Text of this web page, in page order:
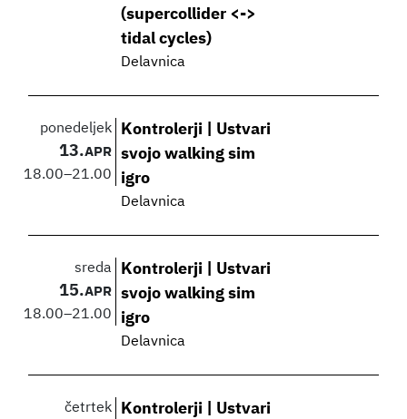
(supercollider <->
tidal cycles)
Delavnica
ponedeljek
13.APR
18.00–21.00
Kontrolerji | Ustvari
svojo walking sim
igro
Delavnica
sreda
15.APR
18.00–21.00
Kontrolerji | Ustvari
svojo walking sim
igro
Delavnica
četrtek
Kontrolerji | Ustvari